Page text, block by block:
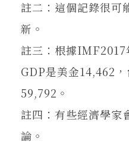
註二：這個記錄很可
新。
註三：根據IMF2017
GDP是美金14,462
59,792。
註四：有些經濟學家
論。